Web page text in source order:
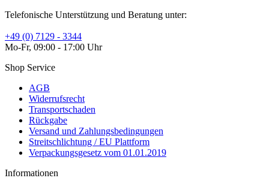
Telefonische Unterstützung und Beratung unter:
+49 (0) 7129 - 3344
Mo-Fr, 09:00 - 17:00 Uhr
Shop Service
AGB
Widerrufsrecht
Transportschaden
Rückgabe
Versand und Zahlungsbedingungen
Streitschlichtung / EU Plattform
Verpackungsgesetz vom 01.01.2019
Informationen